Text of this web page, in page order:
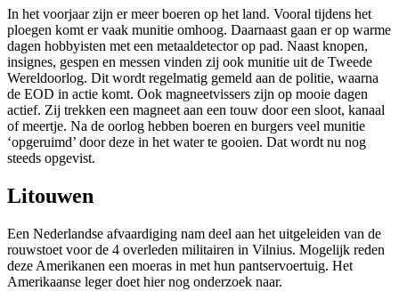
In het voorjaar zijn er meer boeren op het land. Vooral tijdens het
ploegen komt er vaak munitie omhoog. Daarnaast gaan er op warme
dagen hobbyisten met een metaaldetector op pad. Naast knopen,
insignes, gespen en messen vinden zij ook munitie uit de Tweede
Wereldoorlog. Dit wordt regelmatig gemeld aan de politie, waarna
de EOD in actie komt. Ook magneetvissers zijn op mooie dagen
actief. Zij trekken een magneet aan een touw door een sloot, kanaal
of meertje. Na de oorlog hebben boeren en burgers veel munitie
‘opgeruimd’ door deze in het water te gooien. Dat wordt nu nog
steeds opgevist.
Litouwen
Een Nederlandse afvaardiging nam deel aan het uitgeleiden van de
rouwstoet voor de 4 overleden militairen in Vilnius. Mogelijk reden
deze Amerikanen een moeras in met hun pantservoertuig. Het
Amerikaanse leger doet hier nog onderzoek naar.